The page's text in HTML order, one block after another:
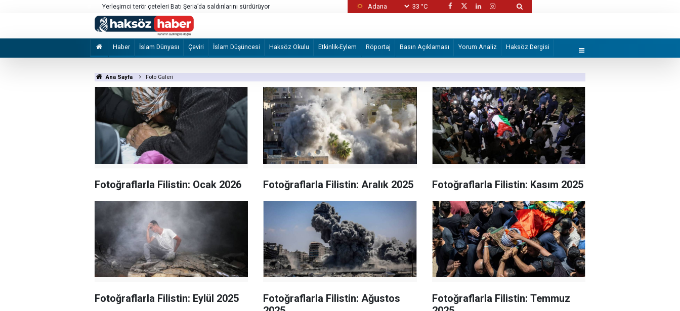
Trump'ın, 2028 seçimlerinde ABD Başkan Yardımcısı Vance'i desteklemeyi
planladığı iddia edildi
Vance, İran konusunda askeri, ekonomik ve diplomatik tüm araçların
33 °C
Haber İslam Dünyası Çeviri İslam Düşüncesi Haksöz Okulu Etkinlik-Eylem Röportaj Basın Açıklaması Yorum Analiz Haksöz Dergisi
Ana Sayfa Foto Galeri
Fotoğraflarla Filistin: Ocak 2026 Fotoğraflarla Filistin: Aralık 2025 Fotoğraflarla Filistin: Kasım 2025
Fotoğraflarla Filistin: Eylül 2025
Fotoğraflarla Filistin: Ağustos
Fotoğraflarla Filistin: Temmuz